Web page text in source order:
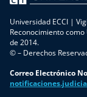
Universidad ECCI |
Reconocimiento
de 2014.
© – Derechos
Correo Electrónico